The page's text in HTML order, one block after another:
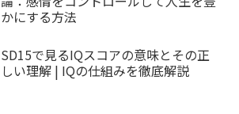
かにする方法
SD15で見るIQスコアの意味とその正
しい理解 | IQの仕組みを徹底解説